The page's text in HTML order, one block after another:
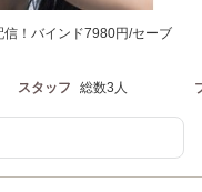
！バインド7980円/セーブ
スタッフ 総数3人